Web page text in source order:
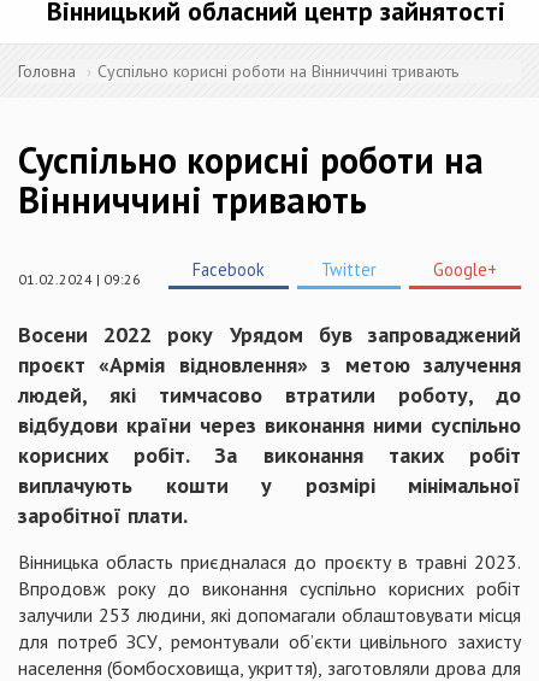
Вінницький обласний центр зайнятості
Головна Суспільно корисні роботи на Вінниччині тривають
Суспільно корисні роботи на
Вінниччині тривають
01.02.2024 | 09:26 Facebook Twitter Google+
Восени 2022 року Урядом був запроваджений
проєкт «Армія відновлення» з метою залучення
людей, які тимчасово втратили роботу, до
відбудови країни через виконання ними суспільно
корисних робіт. За виконання таких робіт
виплачують кошти у розмірі мінімальної
заробітної плати.
Вінницька область приєдналася до проєкту в травні 2023.
Впродовж року до виконання суспільно корисних робіт
залучили 253 людини, які допомагали облаштовувати місця
для потреб ЗСУ, ремонтували об’єкти цивільного захисту
населення (бомбосховища, укриття), заготовляли дрова для